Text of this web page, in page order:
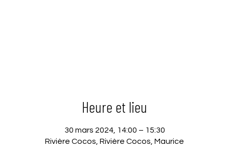
Heure et lieu
30 mars 2024, 14:00 – 15:30
Rivière Cocos, Rivière Cocos, Maurice